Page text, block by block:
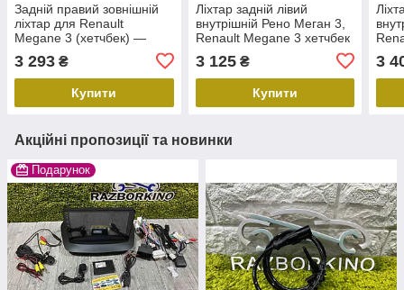
Задній правий зовнішній
ліхтар для Renault
Megane 3 (хетчбек) —
265500036R
3 293 ₴
Купити
Ліхтар задній лівий
внутрішній Рено Меган 3,
Renault Megane 3 хетчбек
265550009R
3 125₴
Купити
3
Акційні пропозиції та новинки
Подарунок